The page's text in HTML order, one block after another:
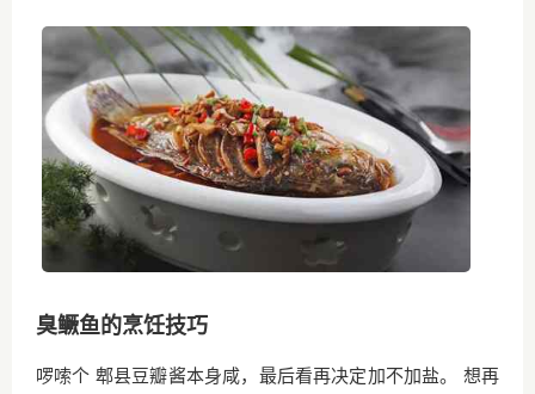
臭鳜鱼的烹饪技巧
啰嗦个 郫县豆瓣酱本身咸，最后看再决定加不加盐。 想再